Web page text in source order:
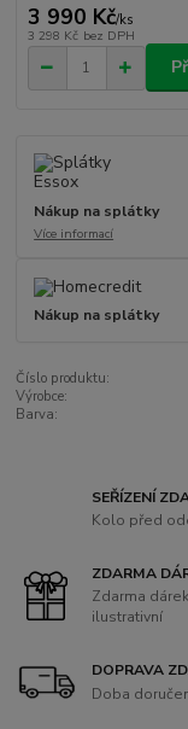
3 990 Kč/ks
3 298 Kč bez DPH
Nákup na splátky
Více informací
Nákup na splátky
Číslo produktu:
Výrobce:
Barva:
SEŘÍZENÍ
Kolo před
ZDARMA
Zdarma
ilustrativní
DOPRAVA
Doba